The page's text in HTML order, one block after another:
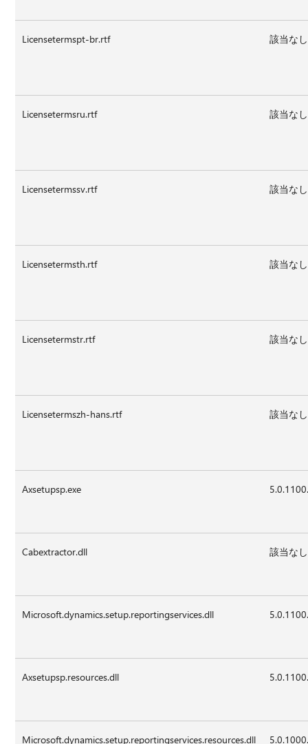
Licensetermspt-br.rtf 該当なし
Licensetermsru.rtf 該当なし
Licensetermssv.rtf 該当なし
Licensetermsth.rtf 該当なし
Licensetermstr.rtf 該当なし
Licensetermszh-hans.rtf 該当なし
Axsetupsp.exe
Cabextractor.dll 該当なし
Microsoft.dynamics.setup.reportingservices.dll
Axsetupsp.resources.dll
Microsoft.dynamics.setup.reportingservices.resources.dll